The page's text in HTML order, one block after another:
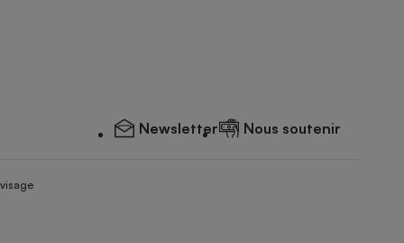
Newsletter Nous soutenir